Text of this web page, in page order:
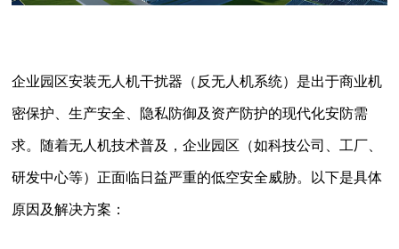
企业园区安装无人机干扰器（反无人机系统）是出于商业机
密保护、生产安全、隐私防御及资产防护的现代化安防需
求。随着无人机技术普及，企业园区（如科技公司、工厂、
研发中心等）正面临日益严重的低空安全威胁。以下是具体
原因及解决方案：